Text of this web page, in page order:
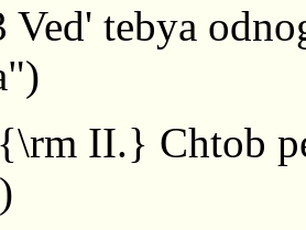
Ved' tebya
II.} Chtob